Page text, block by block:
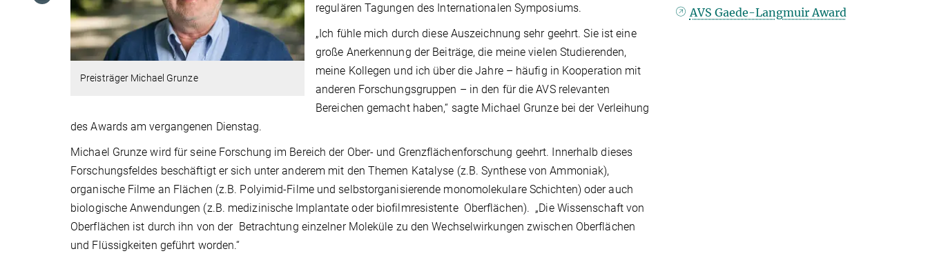
Preisträger Michael Grunze
regulären Tagungen des Internationalen Symposiums.
„Ich fühle mich durch diese Auszeichnung sehr geehrt. Sie ist eine
große Anerkennung der Beiträge, die meine vielen Studierenden,
meine Kollegen und ich über die Jahre – häufig in Kooperation mit
anderen Forschungsgruppen – in den für die AVS relevanten
Bereichen gemacht haben,“ sagte Michael Grunze bei der Verleihung
des Awards am vergangenen Dienstag.
Michael Grunze wird für seine Forschung im Bereich der Ober- und Grenzflächenforschung geehrt. Innerhalb dieses
Forschungsfeldes beschäftigt er sich unter anderem mit den Themen Katalyse (z.B. Synthese von Ammoniak),
organische Filme an Flächen (z.B. Polyimid-Filme und selbstorganisierende monomolekulare Schichten) oder auch
biologische Anwendungen (z.B. medizinische Implantate oder biofilmresistente Oberflächen). „Die Wissenschaft von
Oberflächen ist durch ihn von der Betrachtung einzelner Moleküle zu den Wechselwirkungen zwischen Oberflächen
und Flüssigkeiten geführt worden.“
AVS Gaede-Langmuir Award